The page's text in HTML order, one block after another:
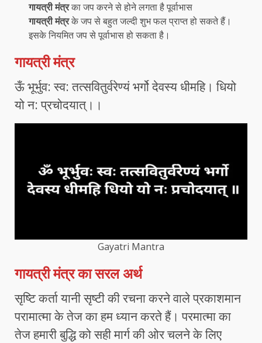
गायत्री मंत्रका जप करने से होने लगता है पूर्वाभास
गायत्री मंत्रके जप से बहुत जल्दी शुभ फल प्राप्त हो सकते हैं।
इसके नियमित जप से पूर्वाभास हो सकता है।
गायत्री मंत्र
ऊँ भूर्भुव: स्व: तत्सवितुर्वरेण्यं भर्गो देवस्य धीमहि। धियो
यो न: प्रचोदयात्।।
Gayatri Mantra
गायत्री मंत्र का सरल अर्थ
सृष्टि कर्ता यानी सृष्टी की रचना करने वाले प्रकाशमान
परामात्मा के तेज का हम ध्यान करते हैं। परमात्मा का
तेज हमारी बुद्धि को सही मार्ग की ओर चलने के लिए